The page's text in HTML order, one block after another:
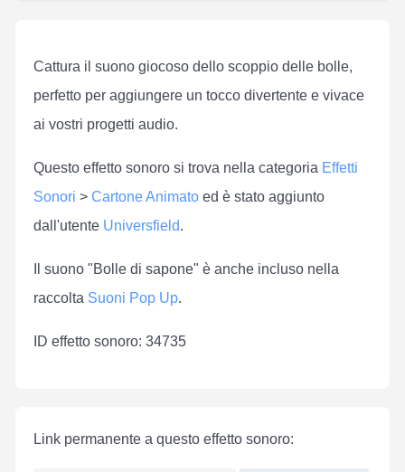
Cattura il suono giocoso dello scoppio delle bolle,
perfetto per aggiungere un tocco divertente e vivace
ai vostri progetti audio.
Questo effetto sonoro si trova nella categoria Effetti
Sonori > Cartone Animato ed è stato aggiunto
dall'utente Universfield.
Il suono "Bolle di sapone" è anche incluso nella
raccolta Suoni Pop Up.
ID effetto sonoro: 34735
Link permanente a questo effetto sonoro: